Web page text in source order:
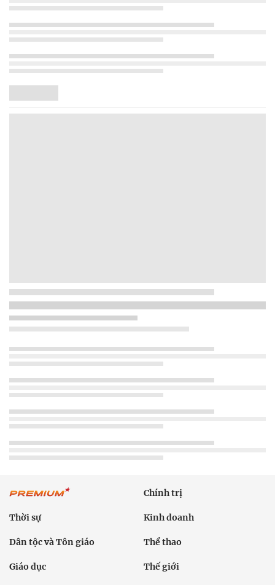
Chính trị
Thời sự Kinh doanh
Dân tộc và Tôn giáo Thể thao
Giáo dục Thế giới